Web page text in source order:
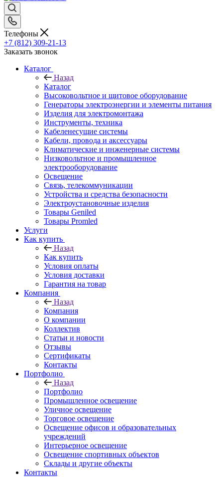
Телефоны
+7 (812) 309-21-13
Заказать звонок
Каталог
Назад
Каталог
Высоковольтное и щитовое оборудование
Генераторы электроэнергии и элементы питания
Изделия для электромонтажа
Инструменты, техника
Кабеленесущие системы
Кабели, провода и аксессуары
Климатические и инженерные системы
Низковольтное и промышленное
электрооборудование
Освещение
Связь, телекоммуникации
Устройства и средства безопасности
Электроустановочные изделия
Товары Geniled
Товары Promled
Услуги
Как купить
Назад
Как купить
Условия оплаты
Условия доставки
Гарантия на товар
Компания
Назад
Компания
О компании
Коллектив
Статьи и новости
Отзывы
Сертификаты
Контакты
Портфолио
Назад
Портфолио
Промышленное освещение
Уличное освещение
Торговое освещение
Освещение офисов и образовательных
учреждений
Интерьерное освещение
Освещение спортивных объектов
Склады и другие объекты
Контакты